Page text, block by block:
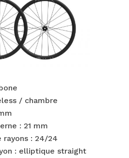
/ chambre
: 21 mm
rayons : 24/24
: elliptique straight